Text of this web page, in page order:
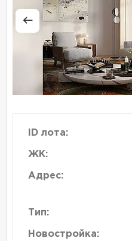
ID лота:
ЖК:
Адрес:
Тип:
Новостройка: